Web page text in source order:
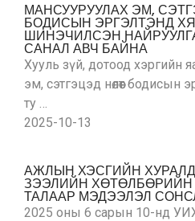
МАНСУУРУУЛАХ ЭМ,
БОДИСЫН ЭРГЭЛТЭНД
ШИНЭЧИЛСЭН
САНАЛ АВЧ БАЙНА
Хууль зүй, дотоод хэргийн
эм, сэтгэцэд нөлөөт бодисын
ту …
2025-10-13
АЖЛЫН ХЭСГИЙН
ЗЭЭЛИЙН
ТАЛААР МЭДЭЭЛЭЛ
2025 оны 6 сарын 10-нд